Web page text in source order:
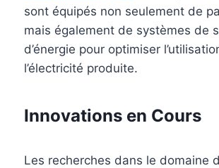
sont équipés non seulement de
mais également de systèmes de
d’énergie pour optimiser
l’électricité produite.
Innovations en Cours
Les recherches dans le domaine